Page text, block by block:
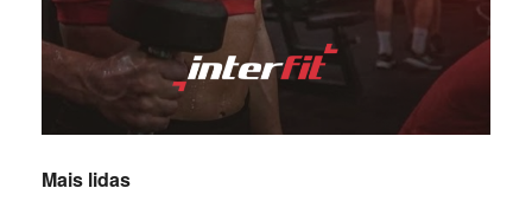
Mais lidas